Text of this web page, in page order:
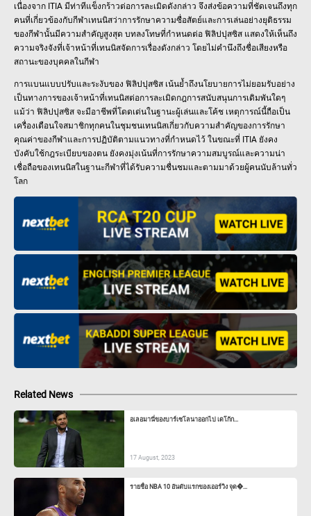
เนื่องจาก ITIA มีท่าทีแข็งกร้าวต่อการละเมิดดังกล่าว จึงส่งข้อความที่ชัดเจนถึงทุก
คนที่เกี่ยวข้องกับกีฬาเทนนิสว่าการรักษาความซื่อสัตย์และการเล่นอย่างยุติธรรม
ของกีฬานั้นมีความสำคัญสูงสุด บทลงโทษที่กำหนดต่อ ฟิลิปปุสซิส แสดงให้เห็นถึง
ความจริงจังที่เจ้าหน้าที่เทนนิสจัดการเรื่องดังกล่าว โดยไม่คำนึงถึงชื่อเสียงหรือ
สถานะของบุคคลในกีฬา
การแบนแบบปรับและระงับของ ฟิลิปปุสซิส เน้นย้ำถึงนโยบายการไม่ยอมรับอย่าง
เป็นทางการของเจ้าหน้าที่เทนนิสต่อการละเมิดกฎการสนับสนุนการเดิมพันใดๆ
แม้ว่า ฟิลิปปุสซิส จะมีอาชีพที่โดดเด่นในฐานะผู้เล่นและโค้ช เหตุการณ์นี้ถือเป็น
เครื่องเตือนใจสมาชิกทุกคนในชุมชนเทนนิสเกี่ยวกับความสำคัญของการรักษา
คุณค่าของกีฬาและการปฏิบัติตามแนวทางที่กำหนดไว้ ในขณะที่ ITIA ยังคง
บังคับใช้กฎระเบียบของตน ยังคงมุ่งเน้นที่การรักษาความสมบูรณ์และความน่า
เชื่อถือของเทนนิสในฐานะกีฬาที่ได้รับความชื่นชมและตามมาด้วยผู้คนนับล้านทั่ว
โลก
Related News
อเลอมานี่ของบาร์เซโลนาออกไป เดโก้ก...
17 August, 2023
รายชื่อ NBA 10 อันดับแรกของเออร์วิง จุด�...